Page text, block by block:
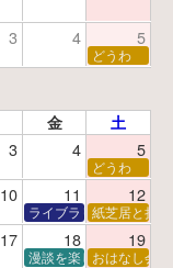
3 4 5
どうわ
金 土
3 4 5
どうわ
10 11 12
ライブラリーシアター
紙芝居と折
17 18 19
漫談を楽しむ会 ～漫談
おはなし会